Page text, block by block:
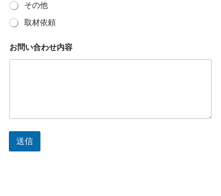
その他
取材依頼
問
い
い
合
わ
お問い合わせ内容
送信